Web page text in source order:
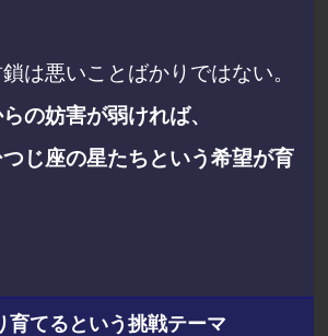
は悪いことばかりではない。
の妨害が弱ければ、
じ座の星たちという希望が育
育てるという挑戦テーマ